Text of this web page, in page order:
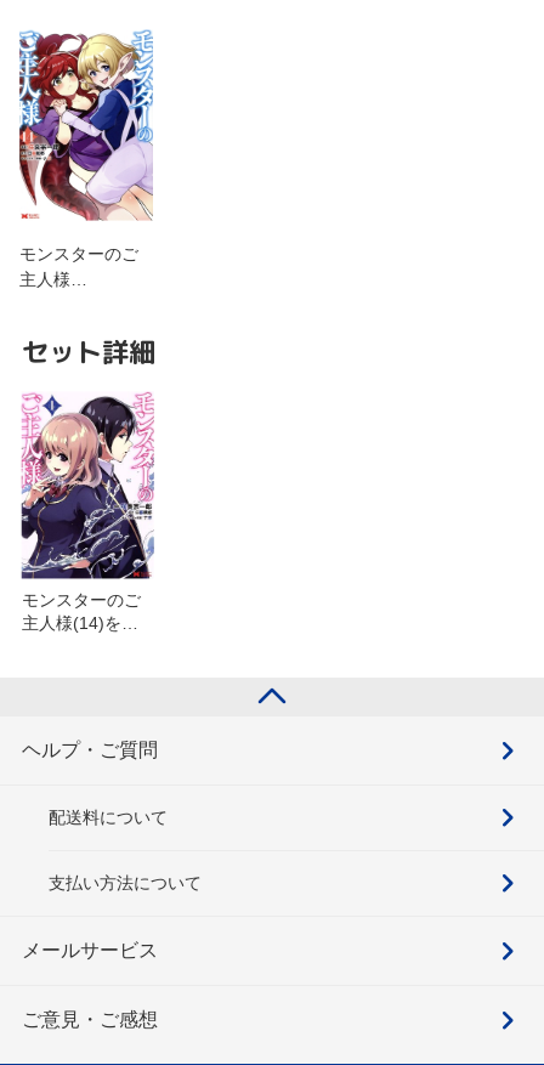
モンスターのご
主人様…
セット詳細
モンスターのご
主人様(14)を含
ヘルプ・ご質問
配送料について
支払い方法について
メールサービス
ご意見・ご感想